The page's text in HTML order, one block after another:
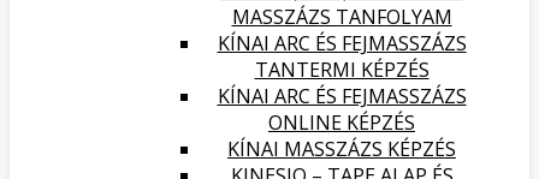
MASSZÁZS TANFOLYAM
KÍNAI ARC ÉS FEJMASSZÁZS
TANTERMI KÉPZÉS
KÍNAI ARC ÉS FEJMASSZÁZS
ONLINE KÉPZÉS
KÍNAI MASSZÁZS KÉPZÉS